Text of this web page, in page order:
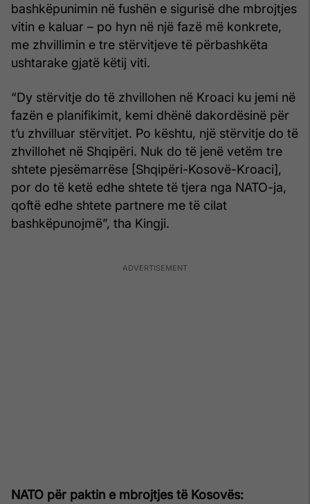
bashkëpunimin në fushën e sigurisë dhe mbrojtjes
vitin e kaluar – po hyn në një fazë më konkrete,
me zhvillimin e tre stërvitjeve të përbashkëta
ushtarake gjatë këtij viti.
“Dy stërvitje do të zhvillohen në Kroaci ku jemi në
fazën e planifikimit, kemi dhënë dakordësinë për
t’u zhvilluar stërvitjet. Po kështu, një stërvitje do të
zhvillohet në Shqipëri. Nuk do të jenë vetëm tre
shtete pjesëmarrëse [Shqipëri-Kosovë-Kroaci],
por do të ketë edhe shtete të tjera nga NATO-ja,
qoftë edhe shtete partnere me të cilat
bashkëpunojmë”, tha Kingji.
NATO për paktin e mbrojtjes të Kosovës: